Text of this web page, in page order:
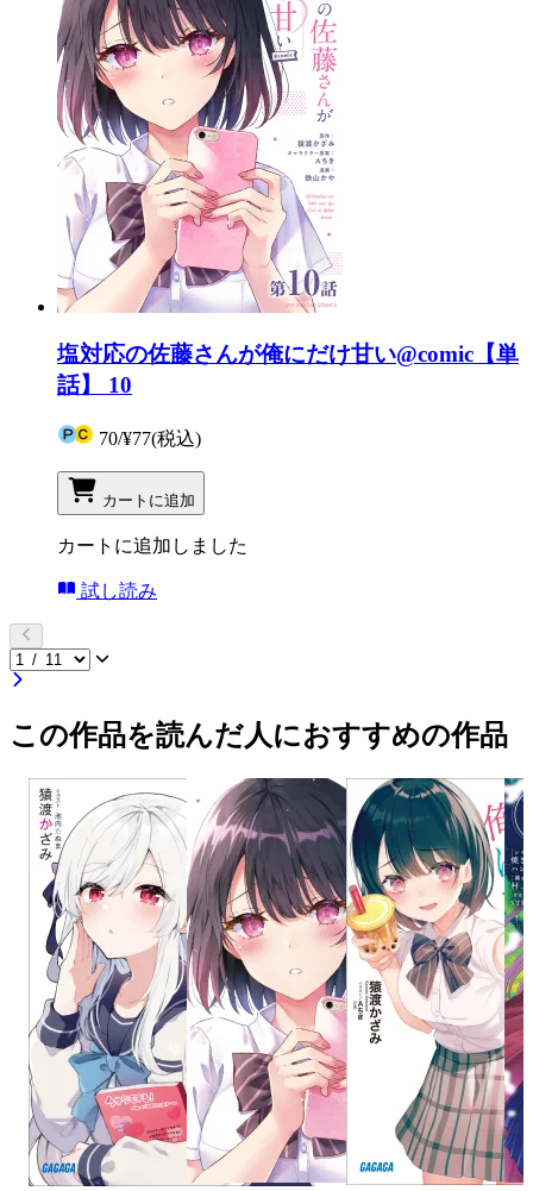
塩対応の佐藤さんが俺にだけ甘い@comic【単
話】 10
70/¥77(税込)
カートに追加
カートに追加しました
試し読み
この作品を読んだ人におすすめの作品